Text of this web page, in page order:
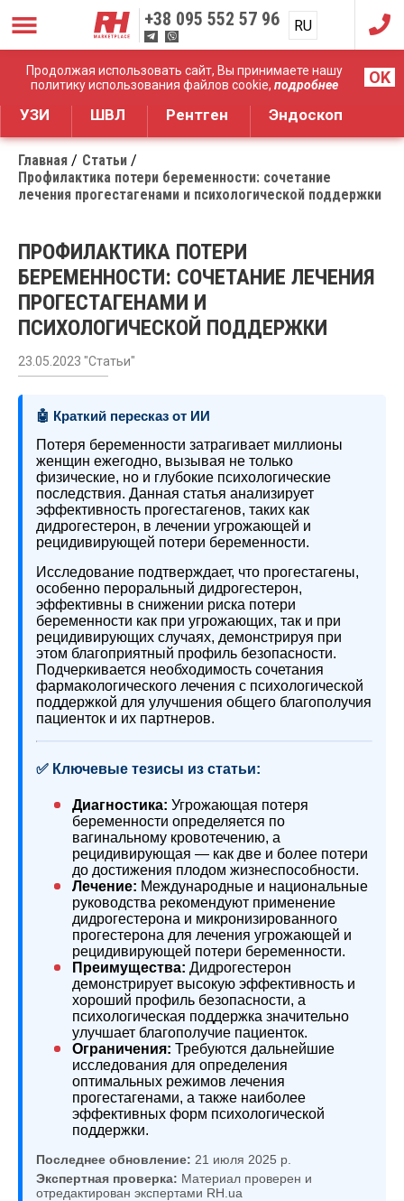
Продолжая использовать сайт, Вы принимаете нашу
политику использования файлов cookie, подробнее OK
+38 095 552 57 96 RU
UA
Дистрибуция медицинского оборудования
УЗИ ШВЛ Рентген Эндоскоп
Главная
Статьи
Профилактика потери беременности: сочетание
лечения прогестагенами и психологической поддержки
ПРОФИЛАКТИКА ПОТЕРИ
БЕРЕМЕННОСТИ: СОЧЕТАНИЕ ЛЕЧЕНИЯ
ПРОГЕСТАГЕНАМИ И
ПСИХОЛОГИЧЕСКОЙ ПОДДЕРЖКИ
23.05.2023 "Статьи"
🤖 Краткий пересказ от ИИ
Потеря беременности затрагивает миллионы
женщин ежегодно, вызывая не только
физические, но и глубокие психологические
последствия. Данная статья анализирует
эффективность прогестагенов, таких как
дидрогестерон, в лечении угрожающей и
рецидивирующей потери беременности.
Исследование подтверждает, что прогестагены,
особенно пероральный дидрогестерон,
эффективны в снижении риска потери
беременности как при угрожающих, так и при
рецидивирующих случаях, демонстрируя при
этом благоприятный профиль безопасности.
Подчеркивается необходимость сочетания
фармакологического лечения с психологической
поддержкой для улучшения общего благополучия
пациенток и их партнеров.
✅ Ключевые тезисы из статьи:
Диагностика: Угрожающая потеря
беременности определяется по
вагинальному кровотечению, а
рецидивирующая — как две и более потери
до достижения плодом жизнеспособности.
Лечение: Международные и национальные
руководства рекомендуют применение
дидрогестерона и микронизированного
прогестерона для лечения угрожающей и
рецидивирующей потери беременности.
Преимущества: Дидрогестерон
демонстрирует высокую эффективность и
хороший профиль безопасности, а
психологическая поддержка значительно
улучшает благополучие пациенток.
Ограничения: Требуются дальнейшие
исследования для определения
оптимальных режимов лечения
прогестагенами, а также наиболее
эффективных форм психологической
поддержки.
Последнее обновление: 21 июля 2025 р.
Экспертная проверка: Материал проверен и
отредактирован экспертами RH.ua